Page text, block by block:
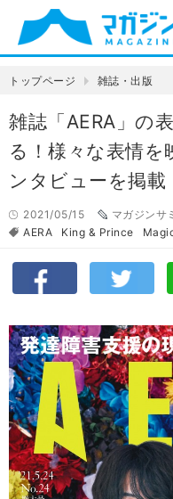
トップページ 雑誌・出版
雑誌「AERA」の
る！様々な表情を
ンタビューを掲載
2021/05/15
マガジンサ
AERA
King & Prince